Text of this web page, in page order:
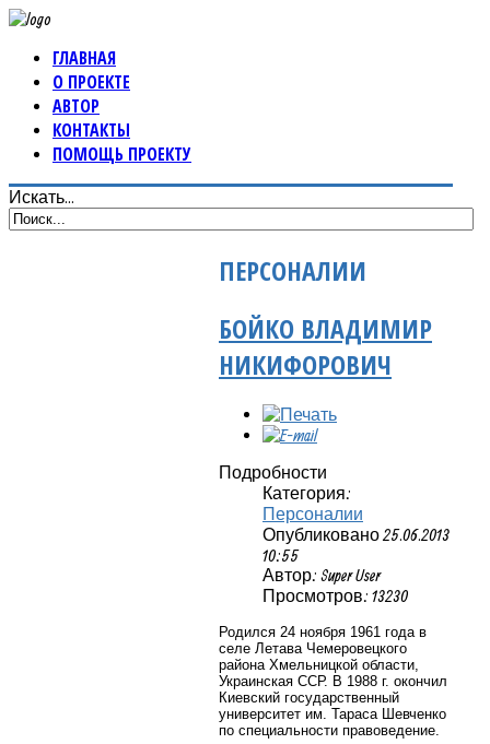
ГЛАВНАЯ
О ПРОЕКТЕ
АВТОР
КОНТАКТЫ
ПОМОЩЬ ПРОЕКТУ
Искать...
ПЕРСОНАЛИИ
БОЙКО ВЛАДИМИР
НИКИФОРОВИЧ
Подробности
Категория:
Персоналии
Опубликовано 25.06.2013
10:55
Автор: Super User
Просмотров: 13230
Родился 24 ноября 1961 года в
селе Летава Чемеровецкого
района Хмельницкой области,
Украинская ССР. В 1988 г. окончил
Киевский государственный
университет им. Тараса Шевченко
по специальности правоведение.